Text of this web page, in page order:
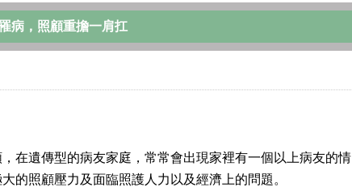
病，照顧重擔一肩扛
遺傳型的病友家庭，常常會出現家裡有一個以上病友的情
的照顧壓力及面臨照護人力以及經濟上的問題。